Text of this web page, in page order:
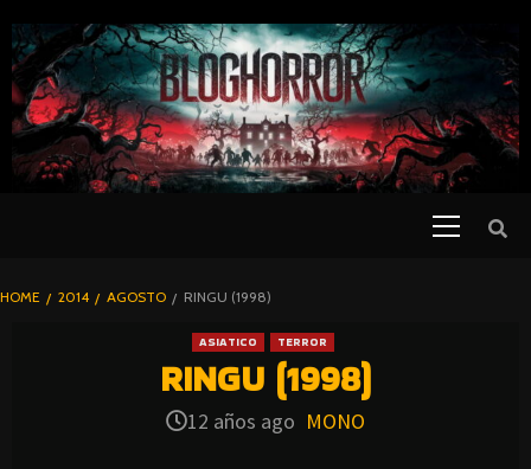
TO
CONTENT
BLOGHORROR
HOME 2014 AGOSTO RINGU (1998)
ASIATICO TERROR
RINGU (1998)
12 años ago MONO